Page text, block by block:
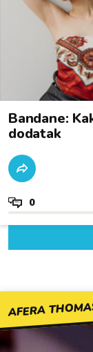
Bandane:
dodatak
0
AFERA